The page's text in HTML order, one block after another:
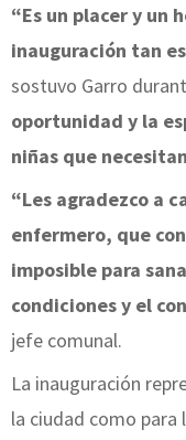
“Es un placer y un
inauguración tan
sostuvo Garro
oportunidad y la
niñas que
“Les agradezco a
enfermero, que
imposible para
condiciones y el
jefe comunal.
La inauguración
la ciudad como para